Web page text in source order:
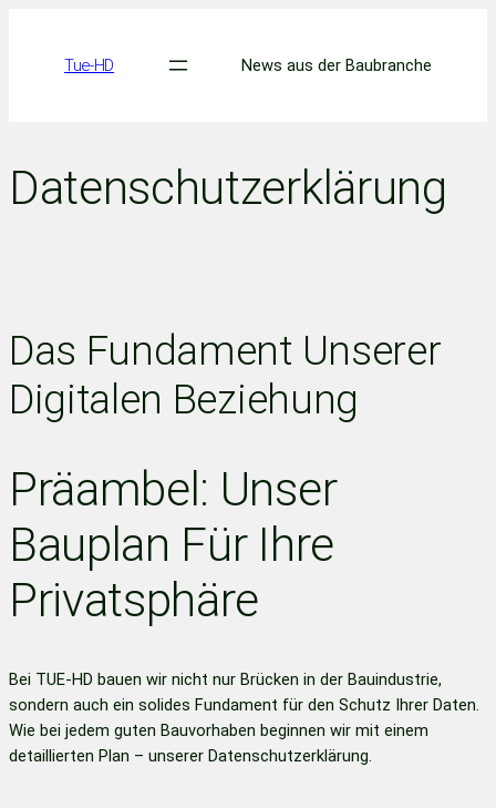
contentTue-HD News aus der Baubranche
Datenschutzerklärung
Das Fundament Unserer
Digitalen Beziehung
Präambel: Unser
Bauplan Für Ihre
Privatsphäre
Bei TUE-HD bauen wir nicht nur Brücken in der Bauindustrie,
sondern auch ein solides Fundament für den Schutz Ihrer Daten.
Wie bei jedem guten Bauvorhaben beginnen wir mit einem
detaillierten Plan – unserer Datenschutzerklärung.